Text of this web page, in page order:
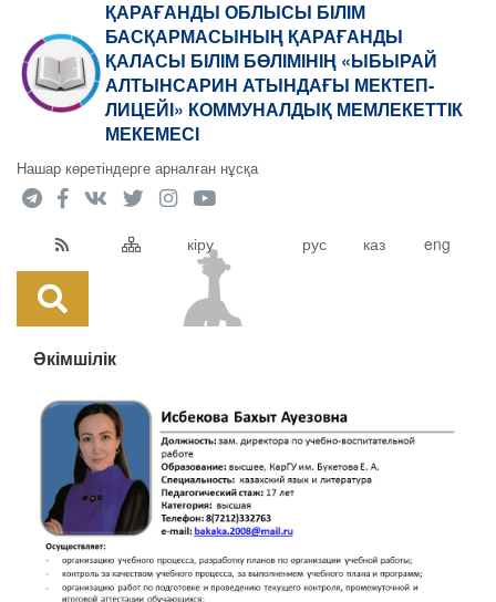
ҚАРАҒАНДЫ ОБЛЫСЫ БІЛІМ
БАСҚАРМАСЫНЫҢ ҚАРАҒАНДЫ
ҚАЛАСЫ БІЛІМ БӨЛІМІНІҢ «ЫБЫРАЙ
АЛТЫНСАРИН АТЫНДАҒЫ МЕКТЕП-
ЛИЦЕЙІ» КОММУНАЛДЫҚ МЕМЛЕКЕТТІК
МЕКЕМЕСІ
Нашар көретіндерге арналған нұсқа
кіру рус каз eng
Әкімшілік